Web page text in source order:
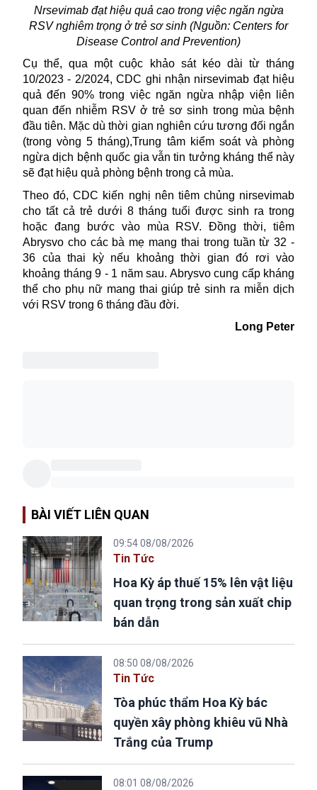
Nrsevimab đạt hiệu quả cao trong việc ngăn ngừa
RSV nghiêm trọng ở trẻ sơ sinh (Nguồn: Centers for
Disease Control and Prevention)
Cụ thể, qua một cuộc khảo sát kéo dài từ tháng
10/2023 - 2/2024, CDC ghi nhận nirsevimab đạt hiệu
quả đến 90% trong việc ngăn ngừa nhập viện liên
quan đến nhiễm RSV ở trẻ sơ sinh trong mùa bệnh
đầu tiên. Mặc dù thời gian nghiên cứu tương đối ngắn
(trong vòng 5 tháng),Trung tâm kiểm soát và phòng
ngừa dịch bệnh quốc gia vẫn tin tưởng kháng thể này
sẽ đạt hiệu quả phòng bệnh trong cả mùa.
Theo đó,CDC kiến nghị nên tiêm chủng nirsevimab
cho tất cả trẻ dưới 8 tháng tuổi được sinh ra trong
hoặc đang bước vào mùa RSV. Đồng thời, tiêm
Abrysvo cho các bà mẹ mang thai trong tuần từ 32 -
36 của thai kỳ nếu khoảng thời gian đó rơi vào
khoảng tháng 9 - 1 năm sau. Abrysvo cung cấp kháng
thể cho phụ nữ mang thai giúp trẻ sinh ra miễn dịch
với RSV trong 6 tháng đầu đời.
Long Peter
BÀI VIẾT LIÊN QUAN
09:54 08/08/2026
Tin Tức
Hoa Kỳ áp thuế 15% lên vật liệu
quan trọng trong sản xuất chip
bán dẫn
08:50 08/08/2026
Tin Tức
Tòa phúc thẩm Hoa Kỳ bác
quyền xây phòng khiêu vũ Nhà
Trắng của Trump
08:01 08/08/2026